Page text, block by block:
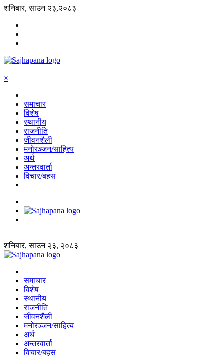
शनिबार, साउन २३,२०८३
×
समाचार
विशेष
स्थानीय
राजनीति
जीवनशैली
मनोरञ्जन/साहित्य
अर्थ
अन्तरवार्ता
विचार/बहस
शनिबार, साउन २३, २०८३
समाचार
विशेष
स्थानीय
राजनीति
जीवनशैली
मनोरञ्जन/साहित्य
अर्थ
अन्तरवार्ता
विचार/बहस